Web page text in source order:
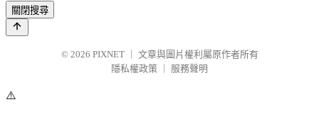
關閉搜尋
© 2026 PIXNET
文章與圖片權利屬原作者所有
隱私權政策
服務聲明
⚠️